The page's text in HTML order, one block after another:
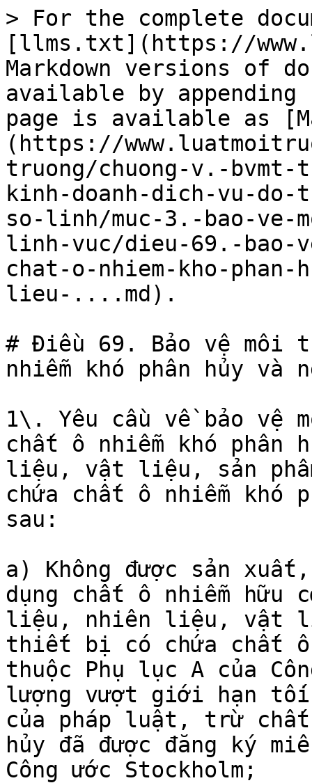
> For the complete
[llms.txt](https://
Markdown versions of
available by
page is available as
(https://
truong/chuong-v.-bvmt-
kinh-doanh-dich-vu-
so-linh/muc-3.-bao-ve-
linh-vuc/dieu-69.-bao-
chat-o-nhiem-kho-
lieu-....md).
# Điều 69. Bảo vệ môi
nhiễm khó phân hủy
1\. Yêu cầu về bảo vệ
chất ô nhiễm khó phân
liệu, vật liệu, sản
chứa chất ô nhiễm khó
sau:
a) Không được sản
dụng chất ô nhiễm hữu
liệu, nhiên liệu, vật
thiết bị có chứa chất ô
thuộc Phụ lục A của
lượng vượt giới hạn tối
của pháp luật, trừ chất
hủy đã được đăng ký
Công ước Stockholm;